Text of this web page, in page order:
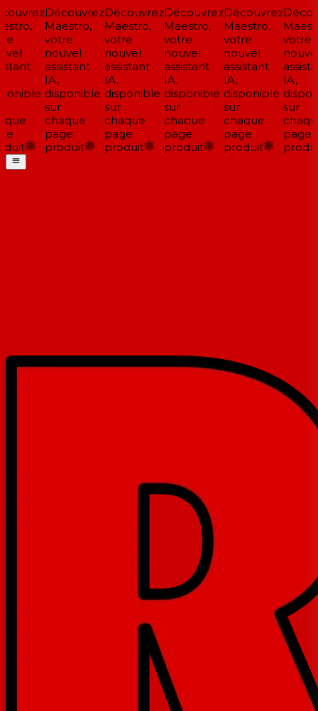
Découvrez
Maestro,
votre
nouvel
assistant
IA,
disponible
sur
chaque
page
produit
Découvrez
Maestro,
votre
nouvel
assistant
IA,
disponible
sur
chaque
page
produit
Découvrez
Maestro,
votre
nouvel
assistant
IA,
disponible
sur
chaque
page
produit
Découvrez
Maestro,
votre
nouvel
assistant
IA,
disponible
sur
chaque
page
produit
votre
nouvel
IA,
sur
page
produit